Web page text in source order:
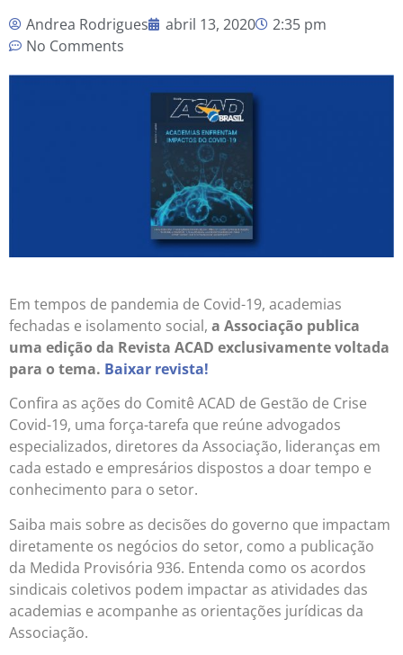
Andrea Rodrigues abril 13, 2020
2:35 pm
No Comments
Em tempos de pandemia de Covid-19, academias
fechadas e isolamento social, a Associação publica
uma edição da Revista ACAD exclusivamente voltada
para o tema. Baixar revista!
Confira as ações do Comitê ACAD de Gestão de Crise
Covid-19, uma força-tarefa que reúne advogados
especializados, diretores da Associação, lideranças em
cada estado e empresários dispostos a doar tempo e
conhecimento para o setor.
Saiba mais sobre as decisões do governo que impactam
diretamente os negócios do setor, como a publicação
da Medida Provisória 936. Entenda como os acordos
sindicais coletivos podem impactar as atividades das
academias e acompanhe as orientações jurídicas da
Associação.